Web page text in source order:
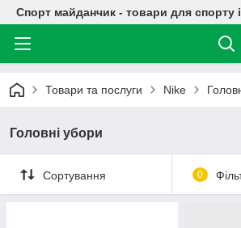
Спорт майданчик - товари для спорту
Товари та послуги Nike
Головні убори
Сортування 0